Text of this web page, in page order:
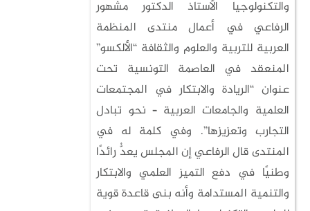
والتكنولوجيا الأستاذ الدكتور مشهور
الرفاعي في أعمال منتدى المنظمة
العربية للتربية والعلوم والثقافة “الألكسو”
المنعقد في العاصمة التونسية تحت
عنوان “الريادة والابتكار في المجتمعات
العلمية والجامعات العربية – نحو تبادل
التجارب وتعزيزها”. وفي كلمة له في
المنتدى قال الرفاعي إن المجلس يعدُّ رائدًا
وطنيًا في دفع التميز العلمي والابتكار
والتنمية المستدامة وأنه بنى قاعدة قوية